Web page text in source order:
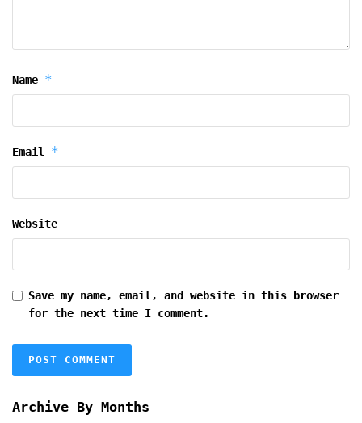
Name *
Email *
Website
Save my name, email, and website in this browser
for the next time I comment.
Archive By Months